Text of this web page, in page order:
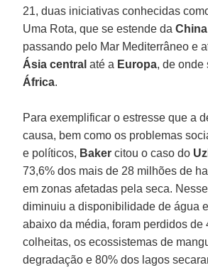
21, duas iniciativas conhecidas
Uma Rota, que se estende daChina
passando pelo Mar Mediterrâneo e
Ásia central até a Europa, de onde
África.
Para exemplificar o estresse que a
causa, bem como os problemas
e políticos, Baker citou o caso do
73,6% dos mais de 28 milhões de
em zonas afetadas pela seca.
diminuiu a disponibilidade de água
abaixo da média, foram perdidos de
colheitas, os ecossistemas de
degradação e 80% dos lagos